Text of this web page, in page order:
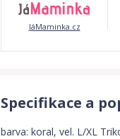
JáMaminka.cz
Specifikace a
barva: koral, vel. L/XL